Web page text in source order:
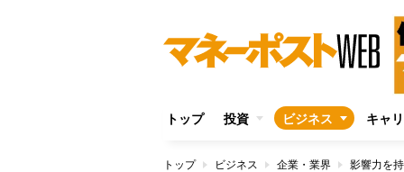
トップ 投資 ビジネス キャ
トップ ビジネス 企業・業界